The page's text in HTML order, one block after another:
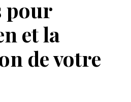
pour
et la
de votre